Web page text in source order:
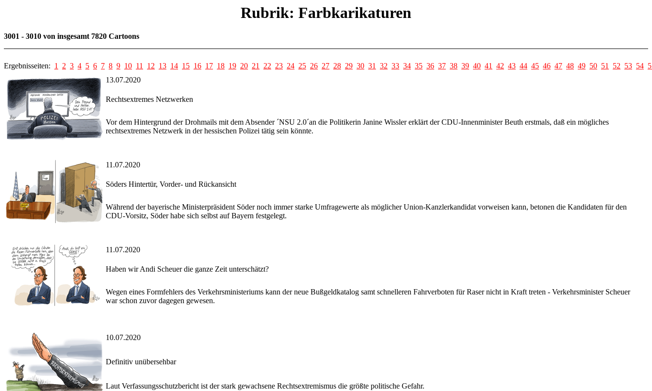
Rubrik: Farbkarikaturen
3001 - 3010 von insgesamt 7820 Cartoons
Ergebnisseiten: 1 2 3 4 5 6 7 8 9 10 11 12 13 14 15 16 17 18 19 20 21 22 23 24 25 26 27 28 29 30 31 32 33 34 35 36 37 38 39 40 41 42 43 44 45 46 47 48 49 50 51 52 53 54
13.07.2020
Rechtsextremes Netzwerken
Vor dem Hintergrund der Drohmails mit dem Absender ´NSU 2.0´an die Politikerin Janine Wissler erklärt der CDU-Innenminister Beuth erstmals, daß ein mögliches
rechtsextremes Netzwerk in der hessischen Polizei tätig sein könnte.
11.07.2020
Söders Hintertür, Vorder- und Rückansicht
Während der bayerische Ministerpräsident Söder noch immer starke Umfragewerte als möglicher Union-Kanzlerkandidat vorweisen kann, betonen die Kandidaten für den
CDU-Vorsitz, Söder habe sich selbst auf Bayern festgelegt.
11.07.2020
Haben wir Andi Scheuer die ganze Zeit unterschätzt?
Wegen eines Formfehlers des Verkehrsministeriums kann der neue Bußgeldkatalog samt schnelleren Fahrverboten für Raser nicht in Kraft treten - Verkehrsminister Scheuer
war schon zuvor dagegen gewesen.
10.07.2020
Definitiv unübersehbar
Laut Verfassungsschutzbericht ist der stark gewachsene Rechtsextremismus die größte politische Gefahr.